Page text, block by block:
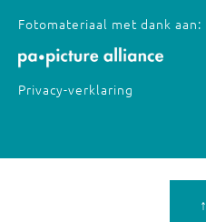
Fotomateriaal met dank aan:
Privacy-verklaring
↑